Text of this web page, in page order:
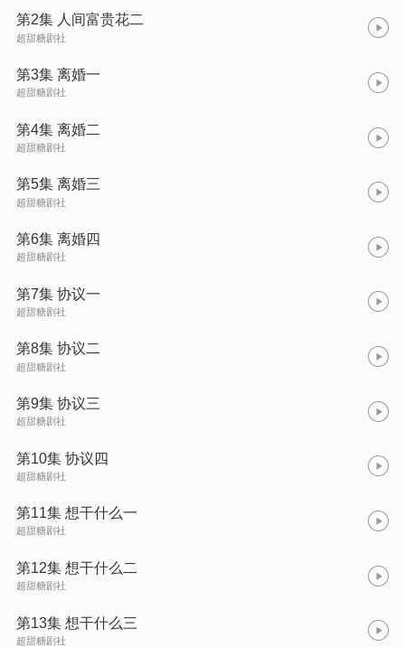
第2集 人间富贵花二
超甜糖剧社
第3集 离婚一
超甜糖剧社
第4集 离婚二
超甜糖剧社
第5集 离婚三
超甜糖剧社
第6集 离婚四
超甜糖剧社
第7集 协议一
超甜糖剧社
第8集 协议二
超甜糖剧社
第9集 协议三
超甜糖剧社
第10集 协议四
超甜糖剧社
第11集 想干什么一
超甜糖剧社
第12集 想干什么二
超甜糖剧社
第13集 想干什么三
超甜糖剧社